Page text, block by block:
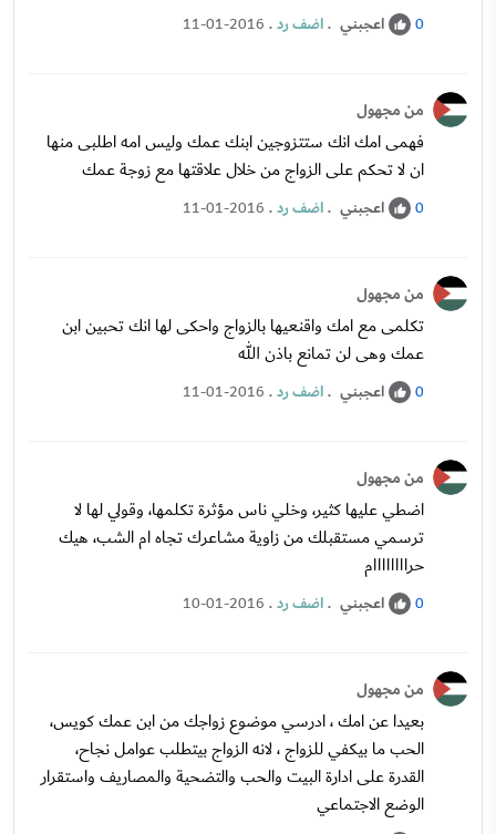
0 اعجبني .اضف رد.
11-01-2016
من مجهول
فهمى امك انك ستتزوجين ابنك عمك وليس امه اطلبى منها
ان لا تحكم على الزواج من خلال علاقتها مع زوجة عمك
0 اعجبني .اضف رد.
11-01-2016
من مجهول
تكلمى مع امك واقنعيها بالزواج واحكى لها انك تحبين ابن
عمك وهى لن تمانع باذن الله
0 اعجبني .اضف رد.
11-01-2016
من مجهول
اضطي عليها كثير، وخلي ناس مؤثرة تكلمها، وقولي لها لا
ترسمي مستقبلك من زاوية مشاعرك تجاه ام الشب، هيك
حراااااااام
0 اعجبني .اضف رد.
10-01-2016
من مجهول
بعيدا عن امك ، ادرسي موضوع زواجك من ابن عمك كويس،
الحب ما بيكفي للزواج ، لانه الزواج بيتطلب عوامل نجاح،
القدرة على ادارة البيت والحب والتضحية والمصاريف واستقرار
الوضع الاجتماعي